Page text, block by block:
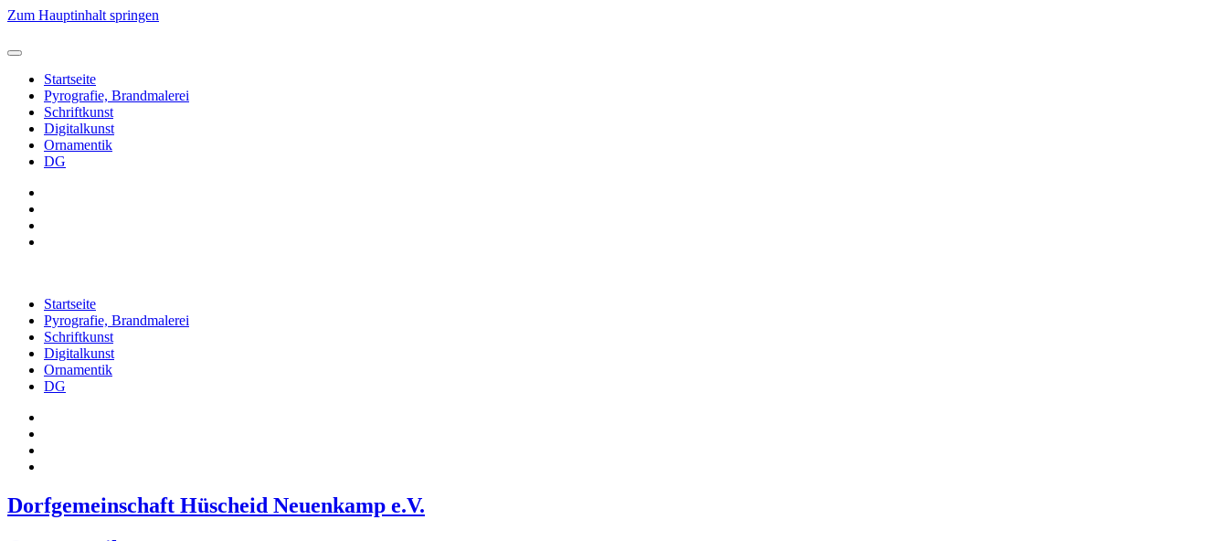
Zum Hauptinhalt springen
Startseite
Pyrografie, Brandmalerei
Schriftkunst
Digitalkunst
Ornamentik
DG
Startseite
Pyrografie, Brandmalerei
Schriftkunst
Digitalkunst
Ornamentik
DG
Dorfgemeinschaft Hüscheid Neuenkamp e.V.